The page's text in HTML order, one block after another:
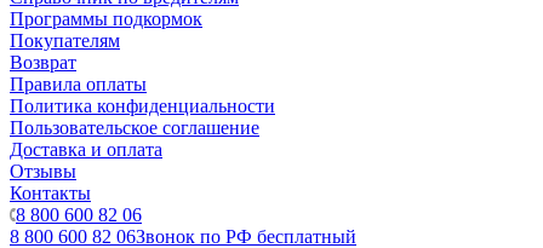
Программы подкормок
Покупателям
Возврат
Правила оплаты
Политика конфиденциальности
Пользовательское соглашение
Доставка и оплата
Отзывы
Контакты
8 800 600 82 06
8 800 600 82 06Звонок по РФ бесплатный